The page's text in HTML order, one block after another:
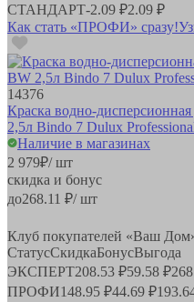
СТАНДАРТ-2.09 ₽2.09 ₽
Как стать «ПРОФИ» сразу!
14376
Краска водно-
2,5л Bindo 7 Dulux
Наличие в магазинах
2 979₽/ шт
скидка и бонус
до268.11 ₽/ шт
Клуб покупателей «Ваш
СтатусСкидкаБонусВыгода
ЭКСПЕРТ208.53 ₽59.58 ₽
ПРОФИ148.95 ₽44.69 ₽